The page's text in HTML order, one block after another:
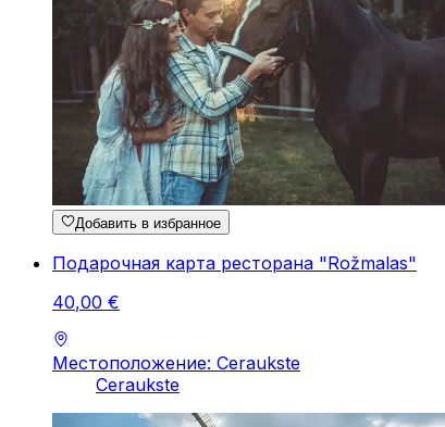
Добавить в избранное
Подарочная карта ресторана "Rožmalas"
40,00 €
Местоположение: Ceraukste
Ceraukste